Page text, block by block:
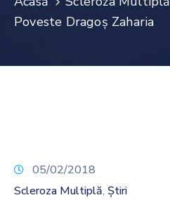
Asistență
&
Contact
Poveste Dragoș Zaharia
05/02/2018
Scleroza Multiplă‚ Știri